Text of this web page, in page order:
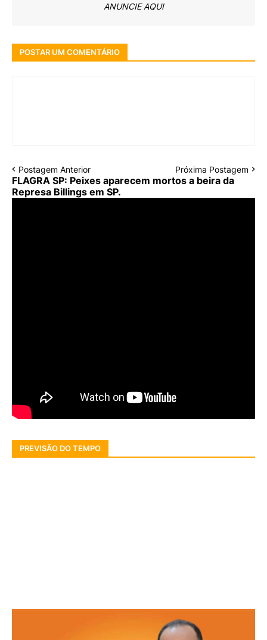
ANUNCIE AQUI
POSTAR UM COMENTÁRIO
Postagem Anterior Próxima Postagem
FLAGRA SP: Peixes aparecem mortos a beira da
Represa Billings em SP.
PREVISÃO DO TEMPO